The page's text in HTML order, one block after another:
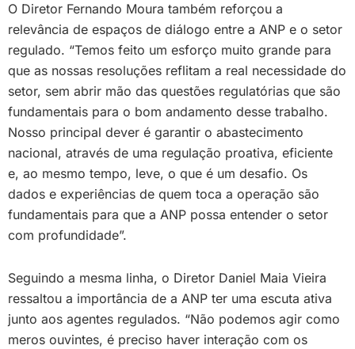
O Diretor Fernando Moura também reforçou a
relevância de espaços de diálogo entre a ANP e o setor
regulado. “Temos feito um esforço muito grande para
que as nossas resoluções reflitam a real necessidade do
setor, sem abrir mão das questões regulatórias que são
fundamentais para o bom andamento desse trabalho.
Nosso principal dever é garantir o abastecimento
nacional, através de uma regulação proativa, eficiente
e, ao mesmo tempo, leve, o que é um desafio. Os
dados e experiências de quem toca a operação são
fundamentais para que a ANP possa entender o setor
com profundidade”.
Seguindo a mesma linha, o Diretor Daniel Maia Vieira
ressaltou a importância de a ANP ter uma escuta ativa
junto aos agentes regulados. “Não podemos agir como
meros ouvintes, é preciso haver interação com os